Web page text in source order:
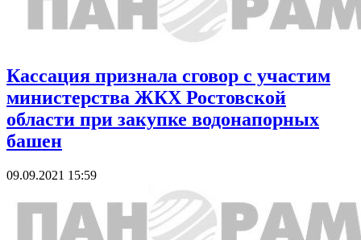
Кассация признала сговор с участим
министерства ЖКХ Ростовской
области при закупке водонапорных
башен
09.09.2021 15:59